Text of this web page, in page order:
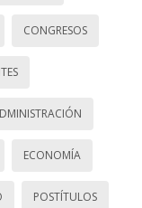
CONGRESOS
ECONOMÍA
POSTÍTULOS